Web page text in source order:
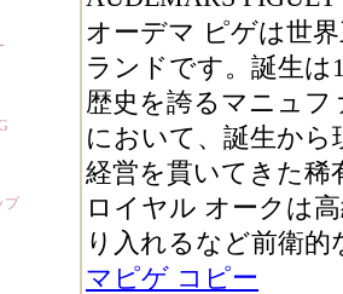
オーデマ ピゲは世
ランドです。誕生は
歴史を誇るマニュフ
において、誕生か
経営を貫いてきた
ロイヤル オークは
り入れるなど前衛
マピゲ コピー